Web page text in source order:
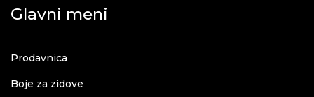
Glavni meni
Prodavnica
Boje za zidove